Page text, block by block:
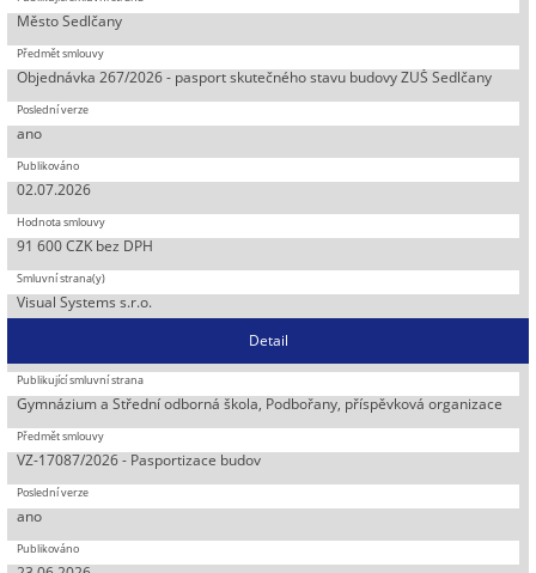
Město Sedlčany
Objednávka 267/2026 - pasport skutečného stavu budovy ZUŠ Sedlčany
ano
02.07.2026
91 600 CZK bez DPH
Visual Systems s.r.o.
Detail
Gymnázium a Střední odborná škola, Podbořany, příspěvková organizace
VZ-17087/2026 - Pasportizace budov
ano